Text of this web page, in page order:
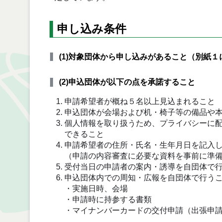
申し込み条件
(1)対象団体から申し込みがあること（別紙１
(2)申込団体が以下の点を承諾すること
申請希望者が概ね５名以上見込まれること
申込団体が会場および机・椅子等の備品や
個人情報を取り扱うため、プライバシーに
できること
申請希望者の住所・氏名・生年月日を記入
（申請の内容審査に必要な資料を事前に準
受付当日の申請者の案内・誘導を自団体で
申込団体内での周知・広報を自団体で行う
・実施日時、会場
・申請時に持参する書類
・マイナンバーカードの交付申請（出張申